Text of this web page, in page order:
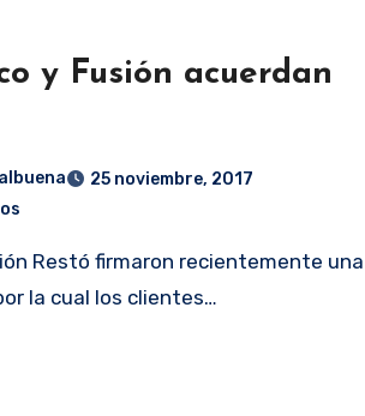
y Fusión acuerdan
25 noviembre, 2017
la cual los clientes…